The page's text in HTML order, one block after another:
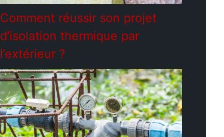
Comment réussir son projet
d’isolation thermique par
l’extérieur ?